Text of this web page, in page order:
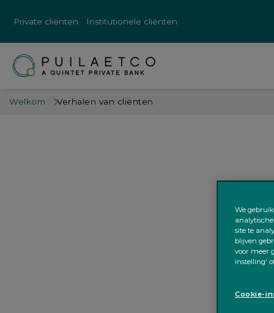
Private cliënten Institutionele cliënten
Welkom Verhalen van cliënten
We
site te
blijven
voor meer
instelling'
Cookie-